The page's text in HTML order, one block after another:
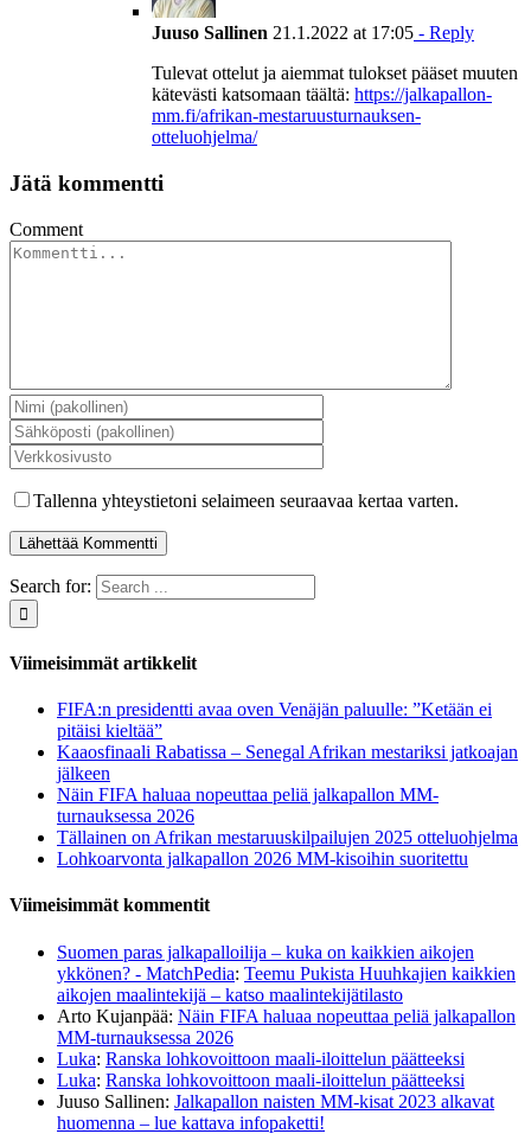
Juuso Sallinen 21.1.2022 at 17:05 - Reply
Tulevat ottelut ja aiemmat tulokset pääset muuten
kätevästi katsomaan täältä: https://jalkapallon-
mm.fi/afrikan-mestaruusturnauksen-
otteluohjelma/
Jätä kommentti
Comment
Tallenna yhteystietoni selaimeen seuraavaa kertaa varten.
Search for:
Viimeisimmät artikkelit
FIFA:n presidentti avaa oven Venäjän paluulle: ”Ketään ei
pitäisi kieltää”
Kaaosfinaali Rabatissa – Senegal Afrikan mestariksi jatkoajan
jälkeen
Näin FIFA haluaa nopeuttaa peliä jalkapallon MM-
turnauksessa 2026
Tällainen on Afrikan mestaruuskilpailujen 2025 otteluohjelma
Lohkoarvonta jalkapallon 2026 MM-kisoihin suoritettu
Viimeisimmät kommentit
Suomen paras jalkapalloilija – kuka on kaikkien aikojen
ykkönen? - MatchPedia: Teemu Pukista Huuhkajien kaikkien
aikojen maalintekijä – katso maalintekijätilasto
Arto Kujanpää: Näin FIFA haluaa nopeuttaa peliä jalkapallon
MM-turnauksessa 2026
Luka: Ranska lohkovoittoon maali-iloittelun päätteeksi
Luka: Ranska lohkovoittoon maali-iloittelun päätteeksi
Juuso Sallinen: Jalkapallon naisten MM-kisat 2023 alkavat
huomenna – lue kattava infopaketti!